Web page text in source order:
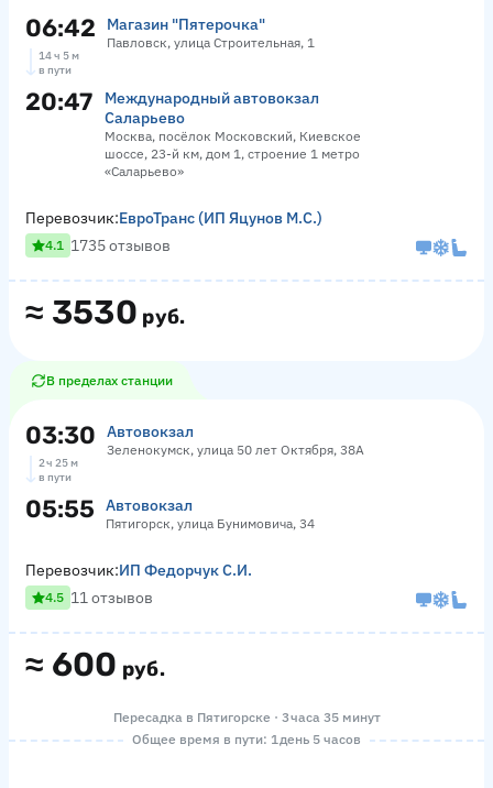
06:42 Магазин "Пятерочка"
Павловск, улица Строительная, 1
14 ч 5 м
в пути
20:47
Международный автовокзал
Саларьево
Москва, посёлок Московский, Киевское
шоссе, 23-й км, дом 1, строение 1 метро
«Саларьево»
≈ 3530 руб.
Перевозчик:ЕвроТранс (ИП Яцунов М.С.)
4.1 1735 отзывов
В пределах станции
03:30 Автовокзал
Зеленокумск, улица 50 лет Октября, 38А
2 ч 25 м
в пути
05:55 Автовокзал
Пятигорск, улица Бунимовича, 34
≈ 600 руб.
Перевозчик:ИП Федорчук С.И.
4.5 11 отзывов
Пересадка в Пятигорске · 3 часа 35 минут
Общее время в пути: 1 день 5 часов